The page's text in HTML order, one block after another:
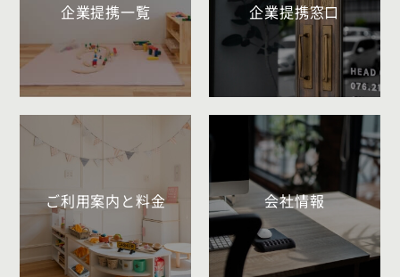
企業提携一覧 企業提携窓口
ご利用案内と料金 会社情報